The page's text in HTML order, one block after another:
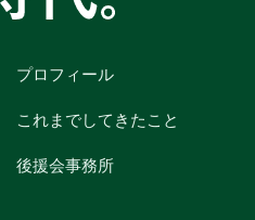
プロフィール
これまでしてきたこと
後援会事務所